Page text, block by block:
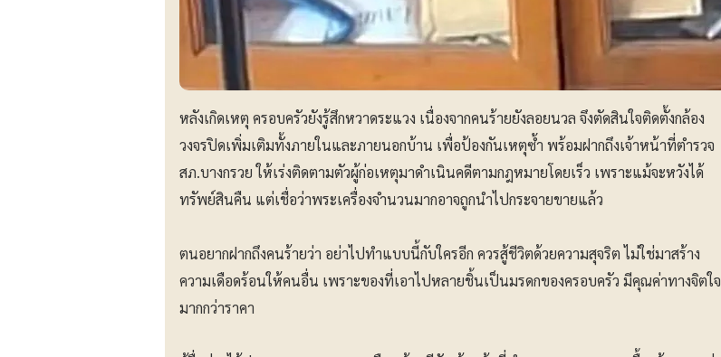
หลังเกิดเหตุ ครอบครัวยังรู้สึกหวาดระแวง เนื่องจากคนร้ายยังลอยนวล จึงตัดสินใจติดตั้งกล้อง
วงจรปิดเพิ่มเติมทั้งภายในและภายนอกบ้าน เพื่อป้องกันเหตุซ้ำ พร้อมฝากถึงเจ้าหน้าที่ตำรวจ
สภ.บางกรวย ให้เร่งติดตามตัวผู้ก่อเหตุมาดำเนินคดีตามกฎหมายโดยเร็ว เพราะแม้จะหวังได้
ทรัพย์สินคืน แต่เชื่อว่าพระเครื่องจำนวนมากอาจถูกนำไปกระจายขายแล้ว
ตนอยากฝากถึงคนร้ายว่า อย่าไปทำแบบนี้กับใครอีก ควรสู้ชีวิตด้วยความสุจริต ไม่ใช่มาสร้าง
ความเดือดร้อนให้คนอื่น เพราะของที่เอาไปหลายชิ้นเป็นมรดกของครอบครัว มีคุณค่าทางจิตใจ
มากกว่าราคา